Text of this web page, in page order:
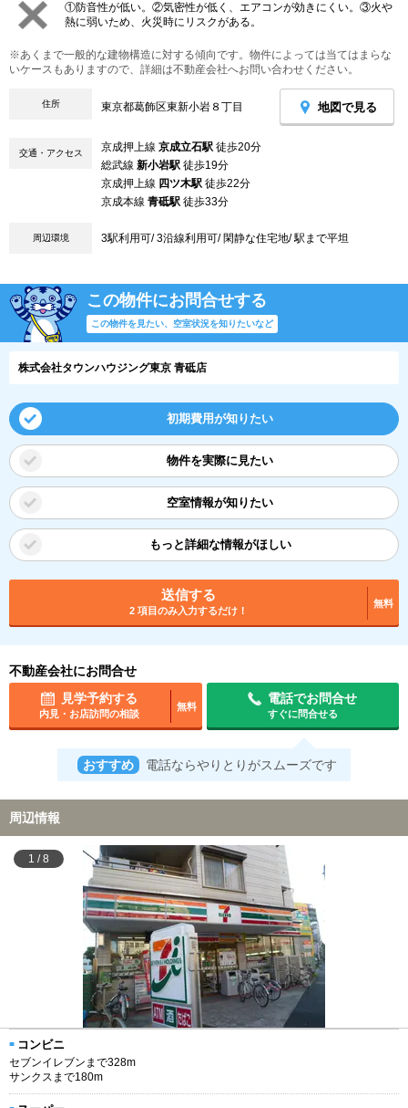
①防音性が低い。②気密性が低く、エアコンが効きにくい。③火や
熱に弱いため、火災時にリスクがある。
※あくまで一般的な建物構造に対する傾向です。物件によっては当てはまらな
いケースもありますので、詳細は不動産会社へお問い合わせください。
住所 東京都葛飾区東新小岩８丁目 地図で見る
交通・アクセス 京成押上線 京成立石駅 徒歩20分
総武線 新小岩駅 徒歩19分
京成押上線 四ツ木駅 徒歩22分
京成本線 青砥駅 徒歩33分
周辺環境 3駅利用可/ 3沿線利用可/ 閑静な住宅地/ 駅まで平坦
この物件にお問合せする
この物件を見たい、空室状況を知りたいなど
株式会社タウンハウジング東京 青砥店
初期費用が知りたい
物件を実際に見たい
空室情報が知りたい
もっと詳細な情報がほしい
送信する
2 項目のみ入力するだけ！
無料
不動産会社にお問合せ
見学予約する
内見・お店訪問の相談
無料
電話でお問合せ
すぐに問合せる
おすすめ 電話ならやりとりがスムーズです
周辺情報
1 /8
コンビニ
セブンイレブンまで328m
サンクスまで180m